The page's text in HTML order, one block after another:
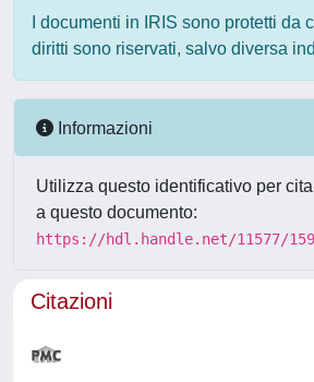
I documenti in IRIS sono protetti da
diritti sono riservati, salvo diversa
Informazioni
Utilizza questo identificativo per
a questo documento:
https://hdl.handle.net/11577/
Citazioni